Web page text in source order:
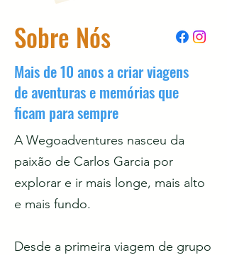
Sobre Nós
Mais de 10 anos a criar viagens
de aventuras e memórias que
ficam para sempre
A Wegoadventures nasceu da
paixão de Carlos Garcia por
explorar e ir mais longe, mais alto
e mais fundo.
Desde a primeira viagem de grupo